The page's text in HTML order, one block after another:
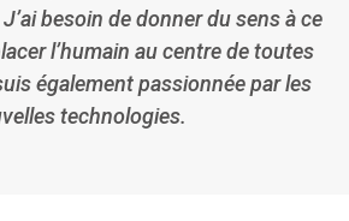
besoin de donner du sens à ce
l’humain au centre de toutes
également passionnée par les
technologies.